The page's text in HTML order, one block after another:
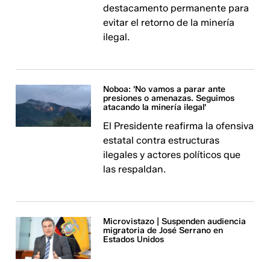
destacamento permanente para
evitar el retorno de la minería
ilegal.
Noboa: 'No vamos a parar ante
presiones o amenazas. Seguimos
atacando la minería ilegal'
El Presidente reafirma la ofensiva
estatal contra estructuras
ilegales y actores políticos que
las respaldan.
Microvistazo | Suspenden audiencia
migratoria de José Serrano en
Estados Unidos